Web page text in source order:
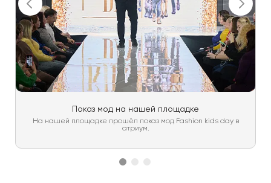
Показ мод на нашей площадке
На нашей площадке прошёл показ мод Fashion kids day в
атриум.